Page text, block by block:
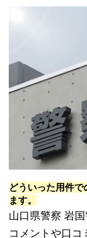
どういった用件
ます。
山口県警察 岩
コメントや口コ